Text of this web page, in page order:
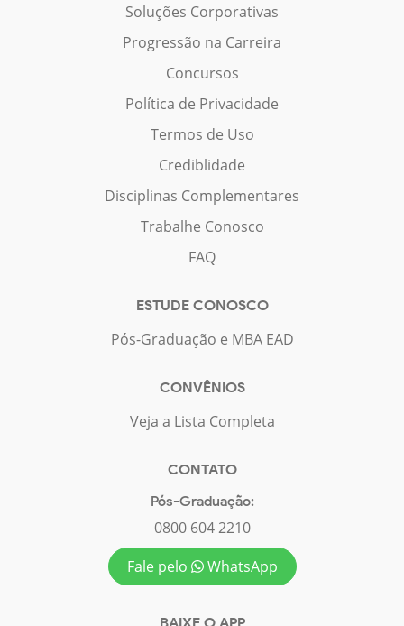
Soluções Corporativas
Progressão na Carreira
Concursos
Política de Privacidade
Termos de Uso
Crediblidade
Disciplinas Complementares
Trabalhe Conosco
FAQ
ESTUDE CONOSCO
Pós-Graduação e MBA EAD
CONVÊNIOS
Veja a Lista Completa
CONTATO
Pós-Graduação:
0800 604 2210
Fale pelo
WhatsApp